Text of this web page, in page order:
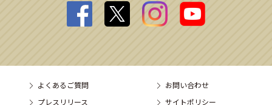
よくあるご質問
お問い合わせ
プレスリリース
サイトポリシー